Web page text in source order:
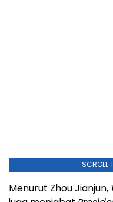
SCROLL
Menurut Zhou Jianjun,